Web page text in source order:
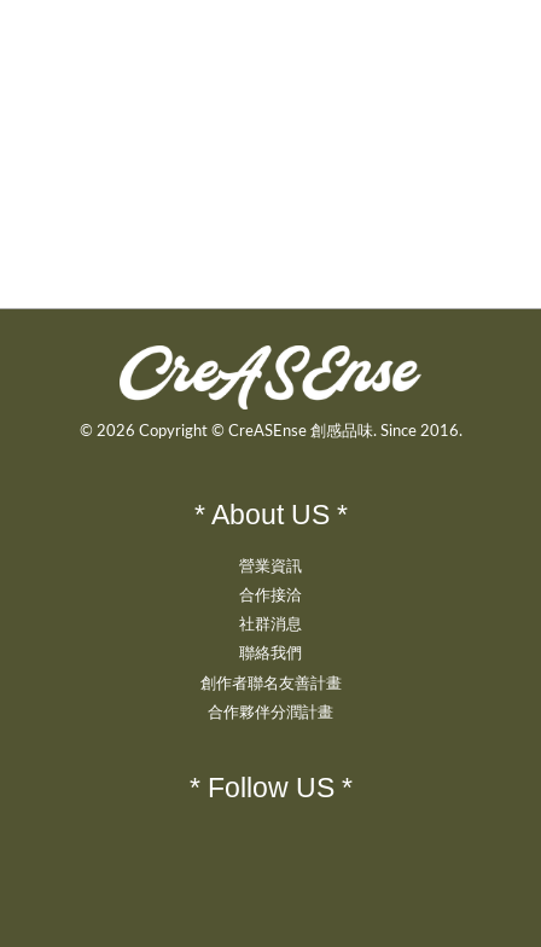
© 2026 Copyright © CreASEnse 創感品味. Since 2016.
* About US *
營業資訊
合作接洽
社群消息
聯絡我們
創作者聯名友善計畫
合作夥伴分潤計畫
* Follow US *